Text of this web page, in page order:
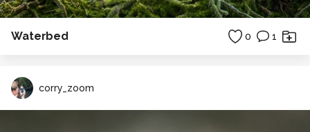
Waterbed 0 1
corry_zoom